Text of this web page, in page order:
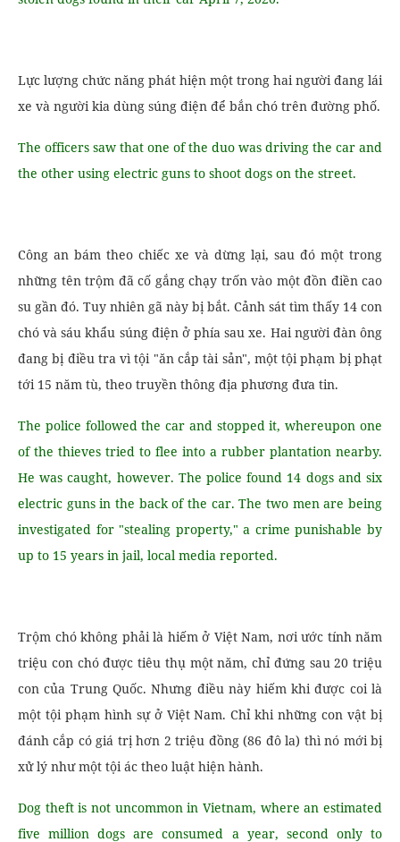
Lực lượng chức năng phát hiện một trong hai người đang lái
xe và người kia dùng súng điện để bắn chó trên đường phố.
The officers saw that one of the duo was driving the car and
the other using electric guns to shoot dogs on the street.
Công an bám theo chiếc xe và dừng lại, sau đó một trong
những tên trộm đã cố gắng chạy trốn vào một đồn điền cao
su gần đó. Tuy nhiên gã này bị bắt. Cảnh sát tìm thấy 14 con
chó và sáu khẩu súng điện ở phía sau xe. Hai người đàn ông
đang bị điều tra vì tội "ăn cắp tài sản", một tội phạm bị phạt
tới 15 năm tù, theo truyền thông địa phương đưa tin.
The police followed the car and stopped it, whereupon one
of the thieves tried to flee into a rubber plantation nearby.
He was caught, however. The police found 14 dogs and six
electric guns in the back of the car. The two men are being
investigated for "stealing property," a crime punishable by
up to 15 years in jail, local media reported.
Trộm chó không phải là hiếm ở Việt Nam, nơi ước tính năm
triệu con chó được tiêu thụ một năm, chỉ đứng sau 20 triệu
con của Trung Quốc. Nhưng điều này hiếm khi được coi là
một tội phạm hình sự ở Việt Nam. Chỉ khi những con vật bị
đánh cắp có giá trị hơn 2 triệu đồng (86 đô la) thì nó mới bị
xử lý như một tội ác theo luật hiện hành.
Dog theft is not uncommon in Vietnam, where an estimated
five million dogs are consumed a year, second only to